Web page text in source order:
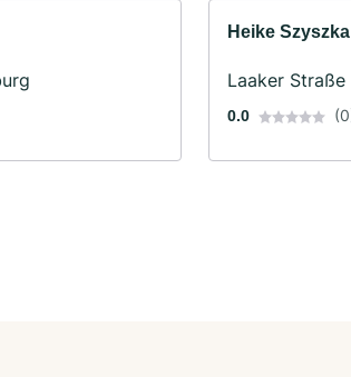
Heike Szyszka
Laaker
0.0